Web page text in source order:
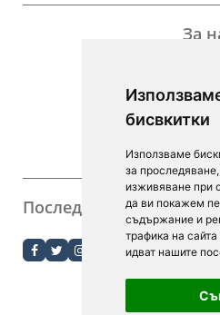
бисвкитки
Използваме
за
изживяване при
да ви покажем
съдържание и
трафика на
идват нашите
За
For
Последвайте ни